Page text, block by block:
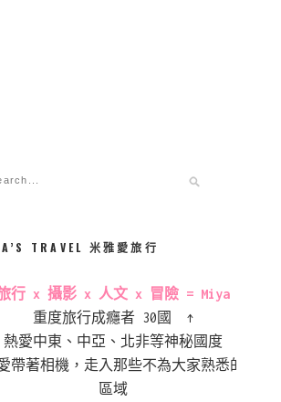
TRAVEL 米雅愛旅行
行 x 攝影 x 人文 x 冒險 = Miya
重度旅行成癮者 30國 ↑
熱愛中東、中亞、北非等神秘國度
帶著相機，走入那些不為大家熟悉的
區域